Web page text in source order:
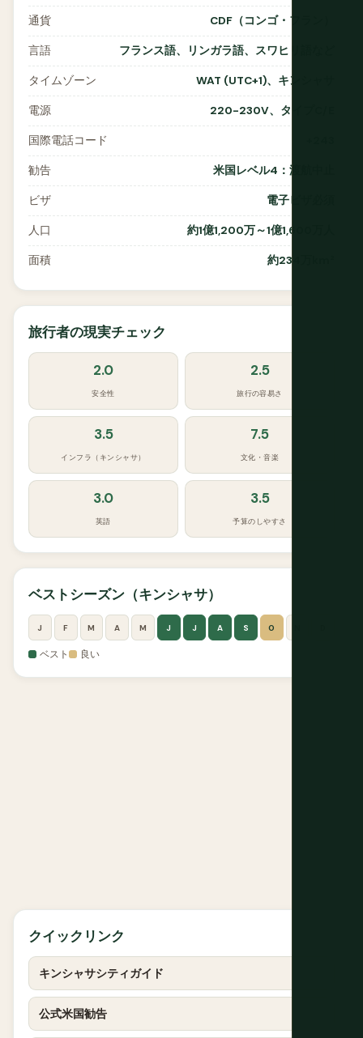
通貨 CDF（コンゴ・フラン）
言語 フランス語、リンガラ語、スワヒリ語など
タイムゾーン WAT (UTC+1)、キンシャサ
電源 220-230V、タイプC/E
国際電話コード
勧告 米国レベル4：渡航中止
ビザ 電子ビザ必須
人口 約1億1,200万～1億1,600万人
面積 約234万km²
旅行者の現実チェック
2.0
安全性
2.5
旅行の容易さ
3.5
インフラ（キンシャサ）
7.5
文化・音楽
3.0
英語
3.5
予算のしやすさ
ベストシーズン（キンシャサ）
J F M A M J J A S O
ベスト 良い
クイックリンク
キンシャサシティガイド
公式米国勧告